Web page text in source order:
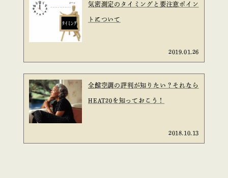
気密測定のタイミングと要注意ポイン
トについて
2019.01.26
全館空調の評判が知りたい？それなら
HEAT20を知っておこう！
2018.10.13